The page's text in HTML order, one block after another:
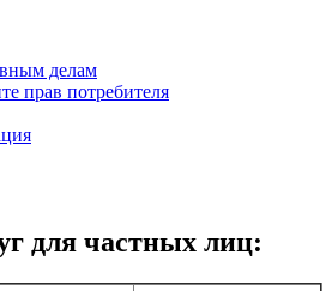
делам
прав потребителя
для частных лиц: